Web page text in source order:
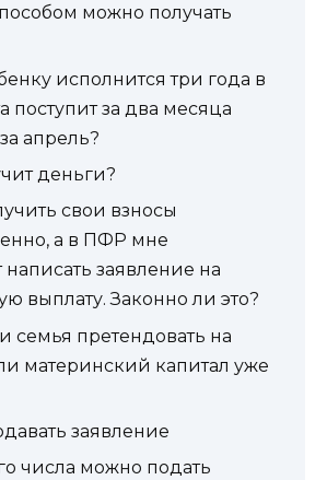
можно получать
исполнится три года в
поступит за два месяца
апрель?
деньги?
свои взносы
а в ПФР мне
заявление на
выплату. Законно ли это?
семья претендовать на
материнский капитал уже
заявление
числа можно подать